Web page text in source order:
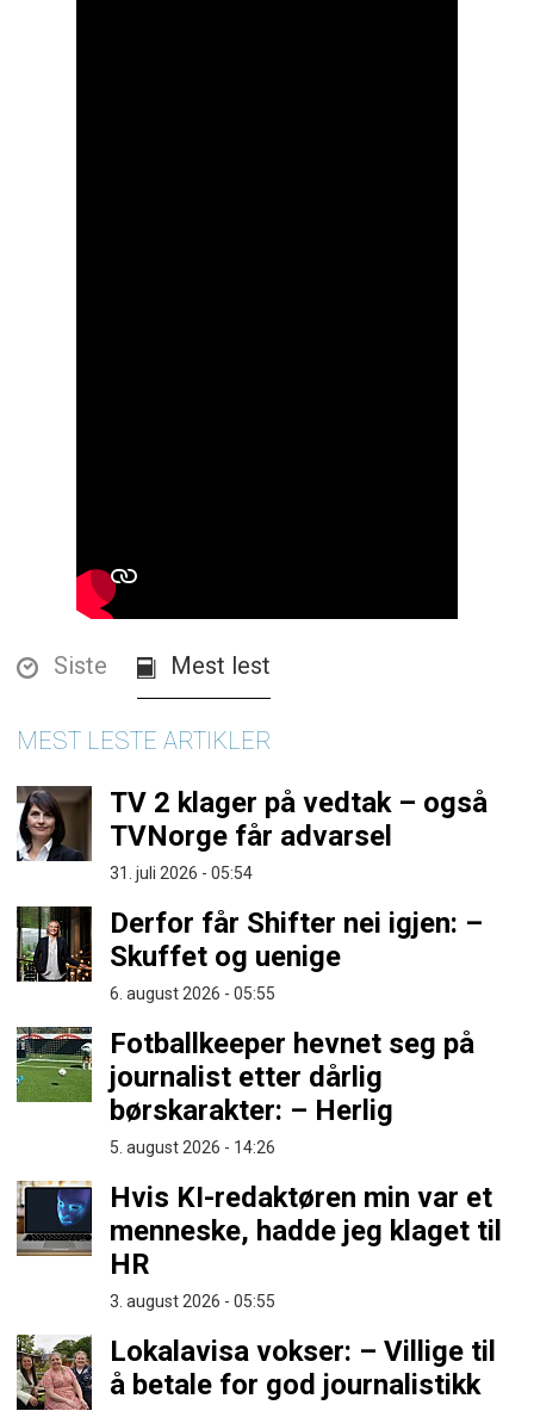
Siste Mest lest
MEST LESTE ARTIKLER
TV 2 klager på vedtak – også
TVNorge får advarsel
31. juli 2026 - 05:54
Derfor får Shifter nei igjen: –
Skuffet og uenige
6. august 2026 - 05:55
Fotballkeeper hevnet seg på
journalist etter dårlig
børskarakter: – Herlig
5. august 2026 - 14:26
Hvis KI-redaktøren min var et
menneske, hadde jeg klaget til
HR
3. august 2026 - 05:55
Lokalavisa vokser: – Villige til
å betale for god journalistikk